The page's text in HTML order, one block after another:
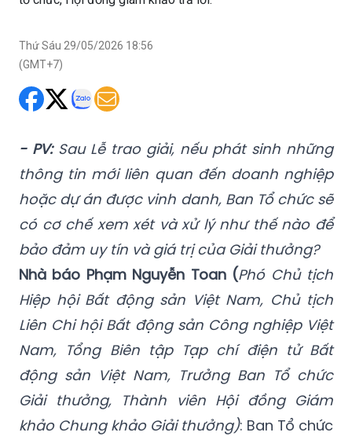
Thứ Sáu 29/05/2026 18:56
(GMT+7)
- PV: Sau Lễ trao giải, nếu phát sinh những
thông tin mới liên quan đến doanh nghiệp
hoặc dự án được vinh danh, Ban Tổ chức sẽ
có cơ chế xem xét và xử lý như thế nào để
bảo đảm uy tín và giá trị của Giải thưởng?
Nhà báo Phạm Nguyễn Toan (Phó Chủ tịch
Hiệp hội Bất động sản Việt Nam, Chủ tịch
Liên Chi hội Bất động sản Công nghiệp Việt
Nam, Tổng Biên tập Tạp chí điện tử Bất
động sản Việt Nam, Trưởng Ban Tổ chức
Giải thưởng, Thành viên Hội đồng Giám
khảo Chung khảo Giải thưởng): Ban Tổ chức